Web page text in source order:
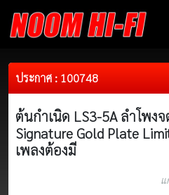
ประกาศ : 100748
ต้นกำเนิด LS3-5A ลำโพง
Signature Gold Plate
เพลงต้องมี
แ